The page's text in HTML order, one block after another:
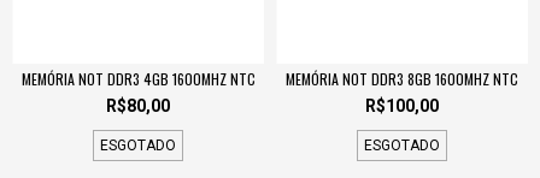
MEMÓRIA NOT DDR3 4GB 1600MHZ NTC
R$80,00
ESGOTADO
MEMÓRIA NOT DDR3 8GB 1600MHZ NTC
R$100,00
ESGOTADO